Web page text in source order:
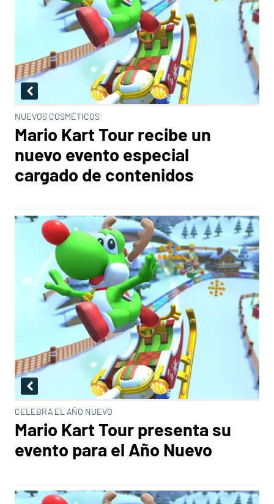
NUEVOS COSMÉTICOS
Mario Kart Tour recibe un
nuevo evento especial
cargado de contenidos
CELEBRA EL AÑO NUEVO
Mario Kart Tour presenta su
evento para el Año Nuevo